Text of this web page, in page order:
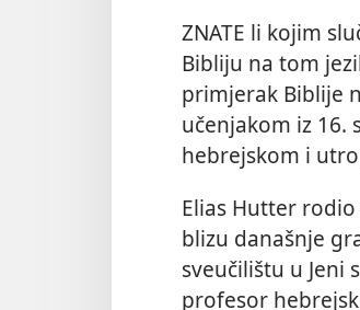
ZNATE li kojim
Bibliju na tom
primjerak Biblije
učenjakom iz 16.
hebrejskom i
Elias Hutter
blizu današnje
sveučilištu u Jeni
profesor